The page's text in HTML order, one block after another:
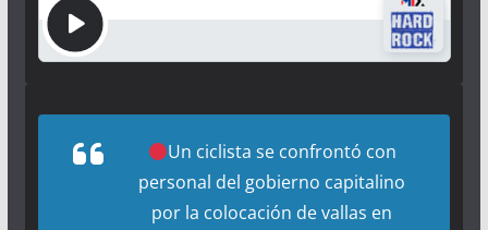
Un ciclista se confrontó con
personal del gobierno capitalino
por la colocación de vallas en